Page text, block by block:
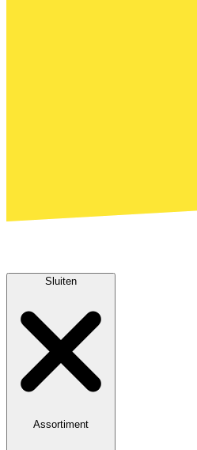
Sluiten
Assortiment